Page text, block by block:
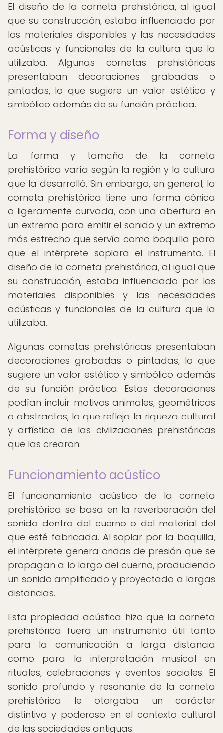
El diseño de la corneta prehistórica, al igual
que su construcción, estaba influenciado por
los materiales disponibles y las necesidades
acústicas y funcionales de la cultura que la
utilizaba. Algunas cornetas prehistóricas
presentaban decoraciones grabadas o
pintadas, lo que sugiere un valor estético y
simbólico además de su función práctica.
Forma y diseño
La forma y tamaño de la corneta
prehistórica varía según la región y la cultura
que la desarrolló. Sin embargo, en general, la
corneta prehistórica tiene una forma cónica
o ligeramente curvada, con una abertura en
un extremo para emitir el sonido y un extremo
más estrecho que servía como boquilla para
que el intérprete soplara el instrumento. El
diseño de la corneta prehistórica, al igual que
su construcción, estaba influenciado por los
materiales disponibles y las necesidades
acústicas y funcionales de la cultura que la
utilizaba.
Algunas cornetas prehistóricas presentaban
decoraciones grabadas o pintadas, lo que
sugiere un valor estético y simbólico además
de su función práctica. Estas decoraciones
podían incluir motivos animales, geométricos
o abstractos, lo que refleja la riqueza cultural
y artística de las civilizaciones prehistóricas
que las crearon.
Funcionamiento acústico
El funcionamiento acústico de la corneta
prehistórica se basa en la reverberación del
sonido dentro del cuerno o del material del
que esté fabricada. Al soplar por la boquilla,
el intérprete genera ondas de presión que se
propagan a lo largo del cuerno, produciendo
un sonido amplificado y proyectado a largas
distancias.
Esta propiedad acústica hizo que la corneta
prehistórica fuera un instrumento útil tanto
para la comunicación a larga distancia
como para la interpretación musical en
rituales, celebraciones y eventos sociales. El
sonido profundo y resonante de la corneta
prehistórica le otorgaba un carácter
distintivo y poderoso en el contexto cultural
de las sociedades antiguas.